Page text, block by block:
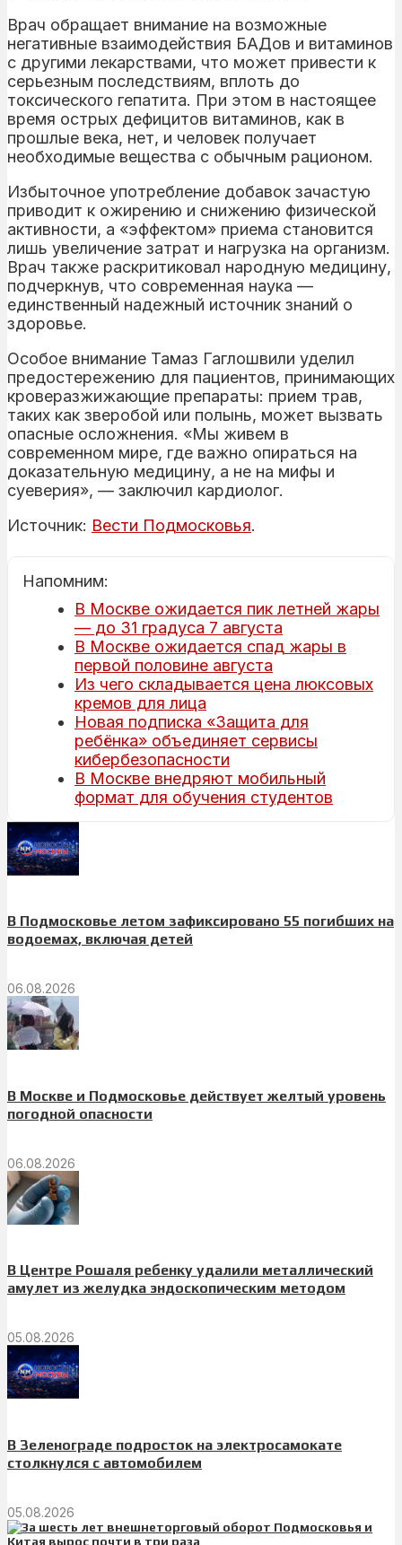
Врач обращает внимание на возможные
негативные взаимодействия БАДов и витаминов
с другими лекарствами, что может привести к
серьезным последствиям, вплоть до
токсического гепатита. При этом в настоящее
время острых дефицитов витаминов, как в
прошлые века, нет, и человек получает
необходимые вещества с обычным рационом.
Избыточное употребление добавок зачастую
приводит к ожирению и снижению физической
активности, а «эффектом» приема становится
лишь увеличение затрат и нагрузка на организм.
Врач также раскритиковал народную медицину,
подчеркнув, что современная наука —
единственный надежный источник знаний о
здоровье.
Особое внимание Тамаз Гаглошвили уделил
предостережению для пациентов, принимающих
кроверазжижающие препараты: прием трав,
таких как зверобой или полынь, может вызвать
опасные осложнения. «Мы живем в
современном мире, где важно опираться на
доказательную медицину, а не на мифы и
суеверия», — заключил кардиолог.
Источник: Вести Подмосковья.
Напомним:
В Москве ожидается пик летней жары
— до 31 градуса 7 августа
В Москве ожидается спад жары в
первой половине августа
Из чего складывается цена люксовых
кремов для лица
Новая подписка «Защита для
ребёнка» объединяет сервисы
кибербезопасности
В Москве внедряют мобильный
формат для обучения студентов
В Подмосковье летом зафиксировано 55 погибших на
водоемах, включая детей
06.08.2026
В Москве и Подмосковье действует желтый уровень
погодной опасности
06.08.2026
В Центре Рошаля ребенку удалили металлический
амулет из желудка эндоскопическим методом
05.08.2026
В Зеленограде подросток на электросамокате
столкнулся с автомобилем
05.08.2026